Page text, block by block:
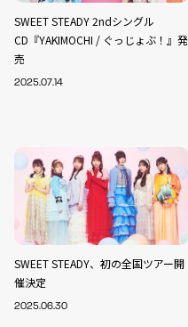
SWEET STEADY 2ndシングル
CD『YAKIMOCHI / ぐっじょぶ！』発
売
2025.07.14
SWEET STEADY、初の全国ツアー開
催決定
2025.06.30